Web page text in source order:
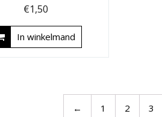
€1,50
In winkelmand
← 1 2 3